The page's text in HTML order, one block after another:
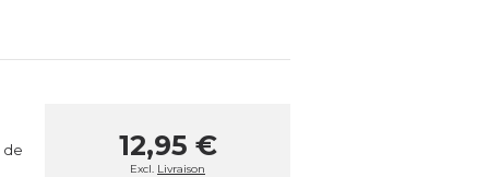
de 12,95 €
Excl. Livraison